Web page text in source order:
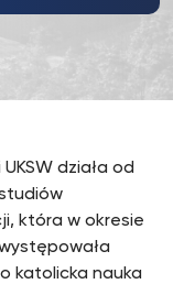
działa od
która w okresie
katolicka nauka